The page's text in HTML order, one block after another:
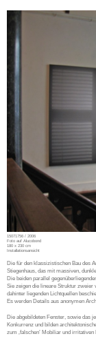
15071756 / 2006
Foto auf Alucobond
180 x 230 cm
Installationsansicht
Die für den klassizistischen Bau des
Stiegenhaus, das mit massiven,
Die beiden parallel
Sie zeigen die lineare Struktur zweier
dahinter liegenden Lichtquellen
Es werden Details aus anonymen
Die abgebildeten Fenster, sowie das
Konkurrenz und bilden
zum ‚falschen’ Mobiliar und irritativen